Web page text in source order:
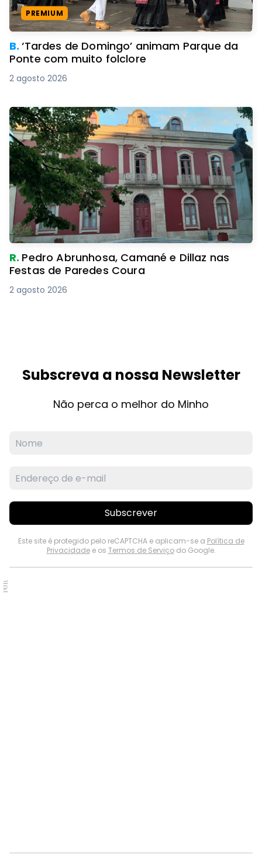
PREMIUM
B.‘Tardes de Domingo’ animam Parque da
Ponte com muito folclore
2 agosto 2026
R. Pedro Abrunhosa, Camané e Dillaz nas
Festas de Paredes Coura
2 agosto 2026
Subscreva a nossa Newsletter
Não perca o melhor do Minho
Subscrever
Este site é protegido pelo reCAPTCHA e aplicam-se a Política de
Privacidadee os Termos de Serviçodo Google.
PUB.